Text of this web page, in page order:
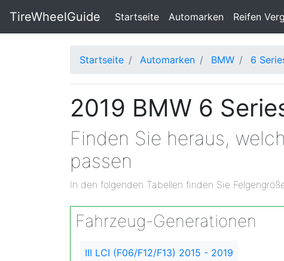
TireWheelGuide Startseite(current)
Automarken Reifen
Startseite Automarken BMW 6
2019 BMW 6
Finden Sie heraus,
passen
In den folgenden Tabellen finden Sie
Fahrzeug-Generationen
III LCI (F06/F12/F13) 2015 - 2019